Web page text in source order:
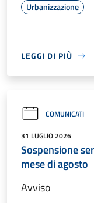
Urbanizzazione
LEGGI DI PIÙ
COMUNICATI
31 LUGLIO 2026
Sospensione
mese di agosto
Avviso